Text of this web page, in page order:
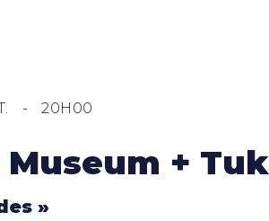
- 20H00
Museum +
»